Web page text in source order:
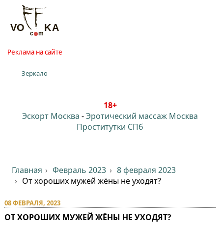
Реклама на сайте
Зеркало
18+
Эскорт Москва -Эротический массаж Москва
Проститутки СПб
Главная Февраль 2023
8 февраля 2023
От хороших мужей жёны не уходят?
08 ФЕВРАЛЯ, 2023
ОТ ХОРОШИХ МУЖЕЙ ЖЁНЫ НЕ УХОДЯТ?